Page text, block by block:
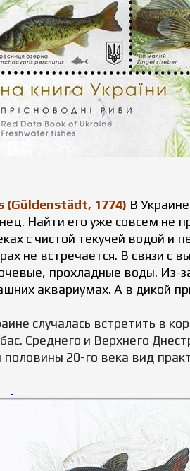
(Güldenstädt, 1774) В
Найти его уже совсем не
с чистой текучей водой и
не встречается. В связи с
прохладные воды. Из-
аквариумах. А в дикой
случалась встретить в
Среднего и Верхнего
20-го века вид